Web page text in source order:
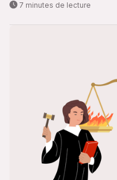
7 minutes de lecture